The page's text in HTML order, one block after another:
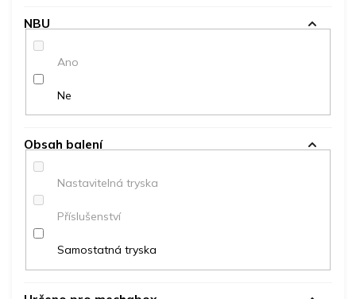
NBU
Ano
Ne
Obsah balení
Nastavitelná tryska
Příslušenství
Samostatná tryska